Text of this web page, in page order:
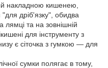
накладною кишенею,
дріб'язку", обидва
та на зовнішній
для інструменту з
є сіточка з гумкою — для
сумки полягає в тому,